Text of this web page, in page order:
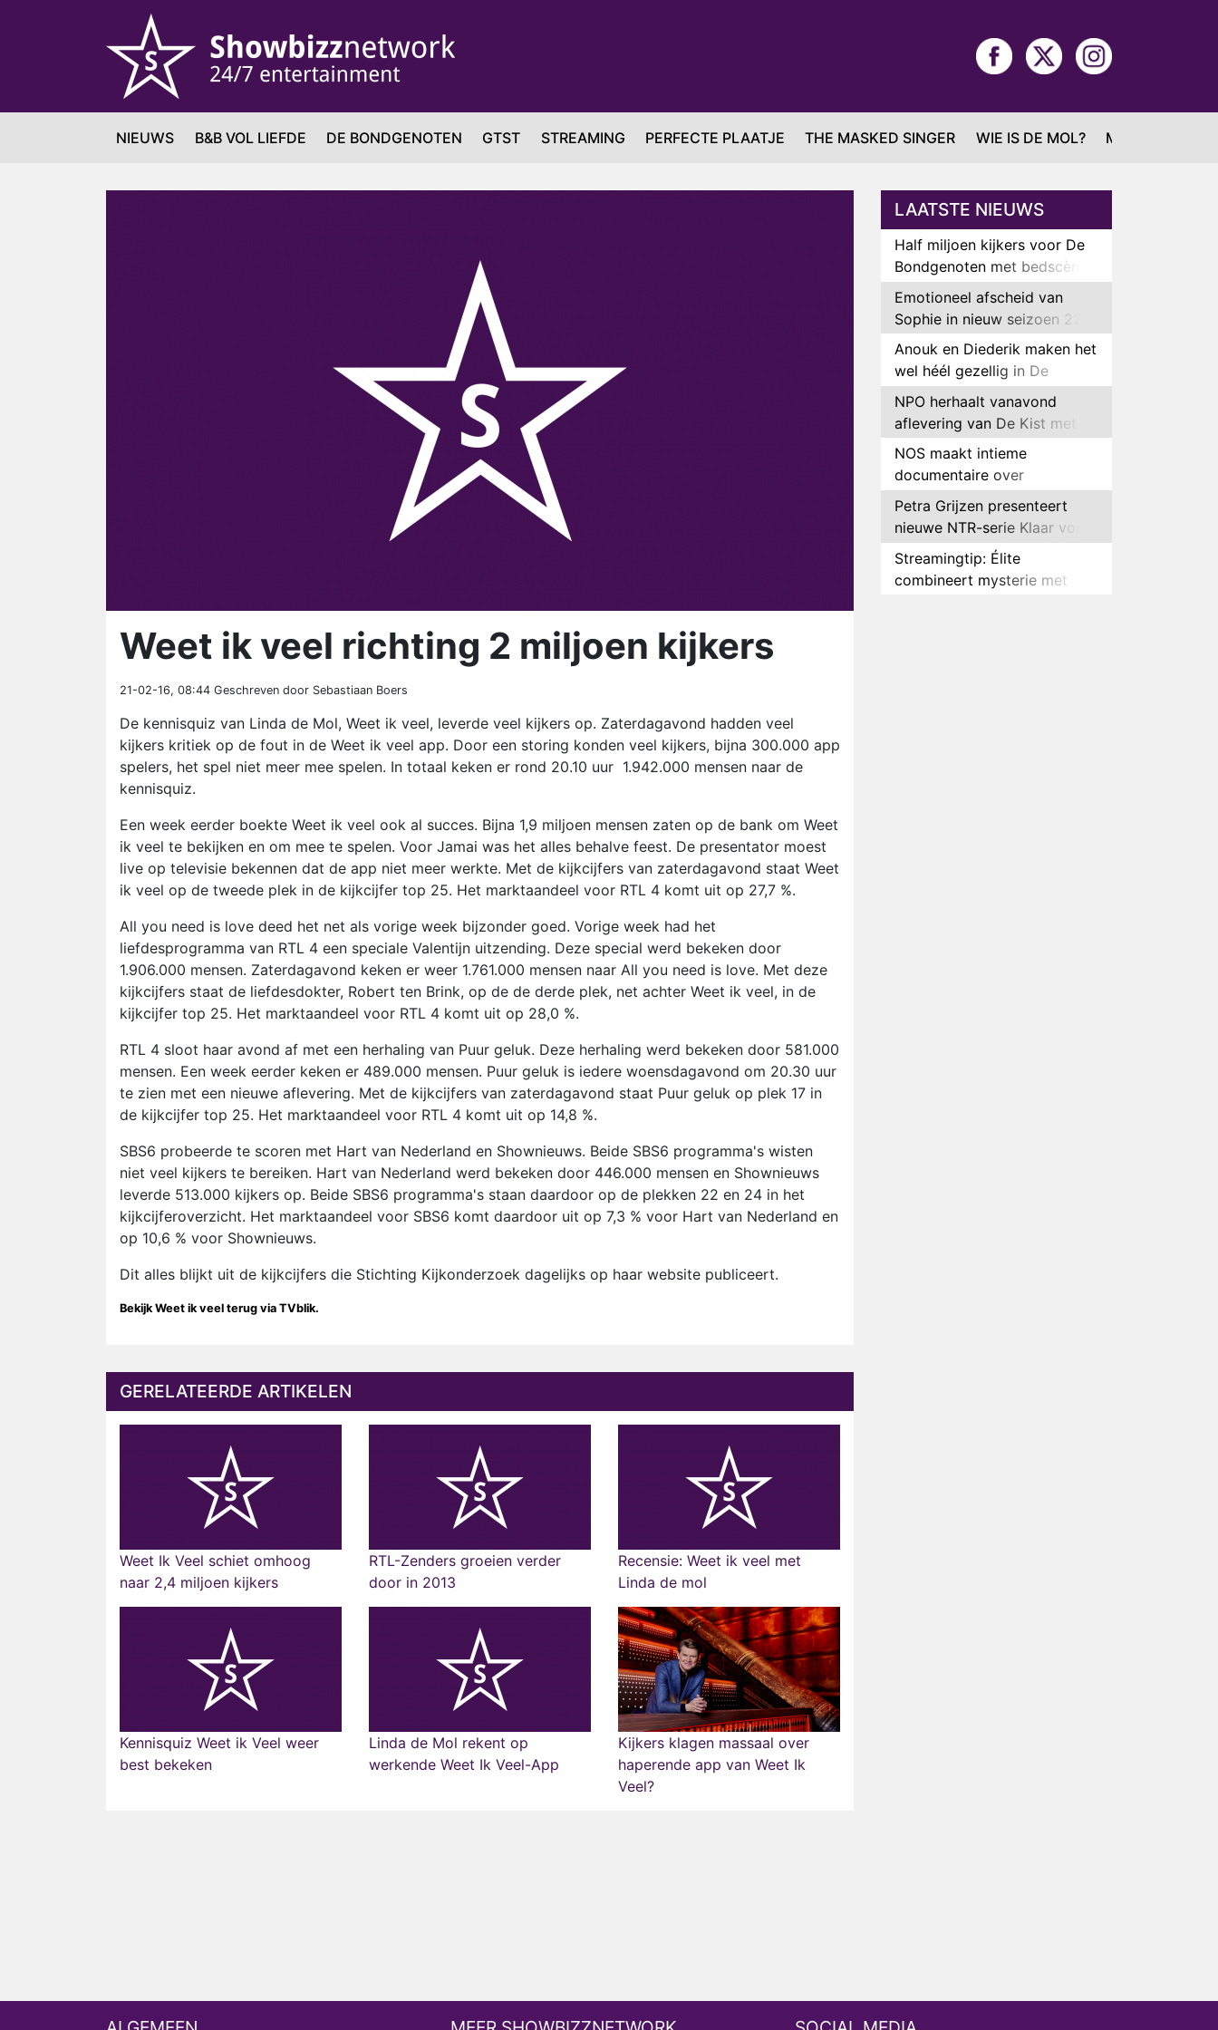
NIEUWS B&B VOL LIEFDE DE BONDGENOTEN GTST STREAMING PERFECTE PLAATJE THE MASKED SINGER WIE IS DE MOL? MAFS
Weet ik veel richting 2 miljoen kijkers
21-02-16, 08:44 Geschreven door Sebastiaan Boers
De kennisquiz van Linda de Mol, Weet ik veel, leverde veel kijkers op. Zaterdagavond hadden veel
kijkers kritiek op de fout in de Weet ik veel app. Door een storing konden veel kijkers, bijna 300.000 app
spelers, het spel niet meer mee spelen. In totaal keken er rond 20.10 uur 1.942.000 mensen naar de
kennisquiz.
Een week eerder boekte Weet ik veel ook al succes. Bijna 1,9 miljoen mensen zaten op de bank om Weet
ik veel te bekijken en om mee te spelen. Voor Jamai was het alles behalve feest. De presentator moest
live op televisie bekennen dat de app niet meer werkte. Met de kijkcijfers van zaterdagavond staat Weet
ik veel op de tweede plek in de kijkcijfer top 25. Het marktaandeel voor RTL 4 komt uit op 27,7 %.
All you need is love deed het net als vorige week bijzonder goed. Vorige week had het
liefdesprogramma van RTL 4 een speciale Valentijn uitzending. Deze special werd bekeken door
1.906.000 mensen. Zaterdagavond keken er weer 1.761.000 mensen naar All you need is love. Met deze
kijkcijfers staat de liefdesdokter, Robert ten Brink, op de de derde plek, net achter Weet ik veel, in de
kijkcijfer top 25. Het marktaandeel voor RTL 4 komt uit op 28,0 %.
RTL 4 sloot haar avond af met een herhaling van Puur geluk. Deze herhaling werd bekeken door 581.000
mensen. Een week eerder keken er 489.000 mensen. Puur geluk is iedere woensdagavond om 20.30 uur
te zien met een nieuwe aflevering. Met de kijkcijfers van zaterdagavond staat Puur geluk op plek 17 in
de kijkcijfer top 25. Het marktaandeel voor RTL 4 komt uit op 14,8 %.
SBS6 probeerde te scoren met Hart van Nederland en Shownieuws. Beide SBS6 programma's wisten
niet veel kijkers te bereiken. Hart van Nederland werd bekeken door 446.000 mensen en Shownieuws
leverde 513.000 kijkers op. Beide SBS6 programma's staan daardoor op de plekken 22 en 24 in het
kijkcijferoverzicht. Het marktaandeel voor SBS6 komt daardoor uit op 7,3 % voor Hart van Nederland en
op 10,6 % voor Shownieuws.
Dit alles blijkt uit de kijkcijfers die Stichting Kijkonderzoek dagelijks op haar website publiceert.
Bekijk Weet ik veel terug via TVblik.
GERELATEERDE ARTIKELEN
Weet Ik Veel schiet omhoog
naar 2,4 miljoen kijkers
RTL-Zenders groeien verder
door in 2013
Recensie: Weet ik veel met
Linda de mol
Kennisquiz Weet ik Veel weer
best bekeken
Linda de Mol rekent op
werkende Weet Ik Veel-App
Kijkers klagen massaal over
haperende app van Weet Ik
Veel?
LAATSTE NIEUWS
Half miljoen kijkers voor De
Bondgenoten met bedscène
van Anouk en Diederik
Emotioneel afscheid van
Sophie in nieuw seizoen 22
Kids and Counting
Anouk en Diederik maken het
wel héél gezellig in De
Bondgenoten
NPO herhaalt vanavond
aflevering van De Kist met
Peter Faber
NOS maakt intieme
documentaire over
hockeyster Yibbi Jansen
Petra Grijzen presenteert
nieuwe NTR-serie Klaar voor
de oorlog
Streamingtip: Élite
combineert mysterie met